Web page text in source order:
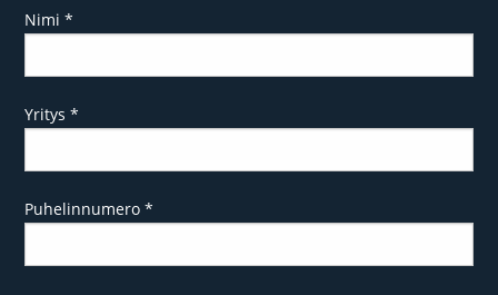
Nimi*
Yritys*
Puhelinnumero*